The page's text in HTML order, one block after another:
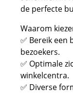
de perfecte
Waarom
✅ Bereik een
bezoekers.
✅ Optimale
winkelcentra.
✅ Diverse